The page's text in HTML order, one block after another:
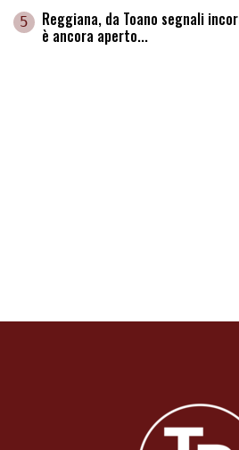
5 Reggiana, da Toano segnali
è ancora aperto...